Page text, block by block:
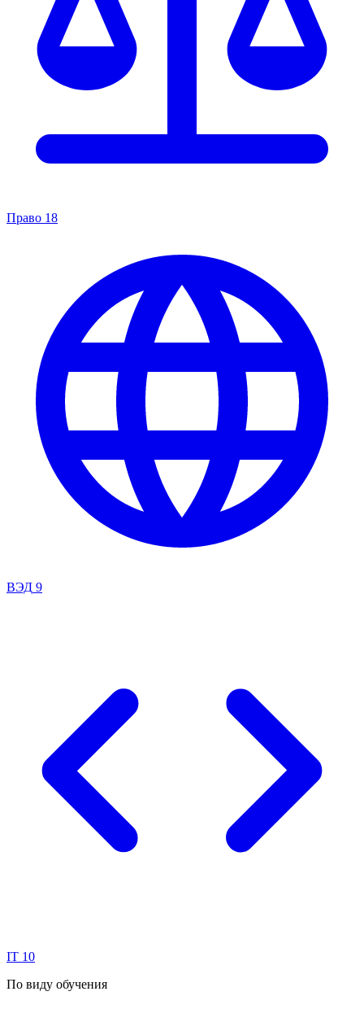
Право 18
ВЭД 9
IT 10
По виду обучения